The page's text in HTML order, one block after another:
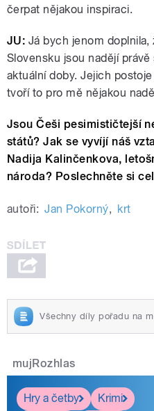
čerpat nějakou inspiraci.
JU: Já bych jenom
Slovensku jsou nadějí
aktuální doby. Jejich
tvoří to pro mě nějakou
Jsou Češi pesimističtejší
států? Jak se vyvíjí náš
Nadija Kalinčenkova,
národa? Poslechněte si
autoři: Jan Pokorný, krt
Všechny díly pořadu na
mujRozhlas
Hry a četby Krimi